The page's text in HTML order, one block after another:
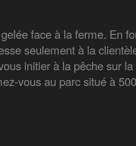
face à la ferme. En
seulement à la
initier à la pêche sur
vous au parc situé à